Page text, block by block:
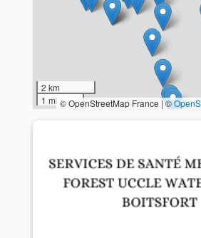
2 km
1 mi © OpenStreetMap France | ©